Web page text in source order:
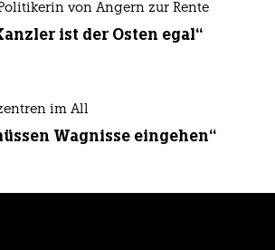
von Angern zur Rente
ist der Osten egal“
im All
Wagnisse eingehen“